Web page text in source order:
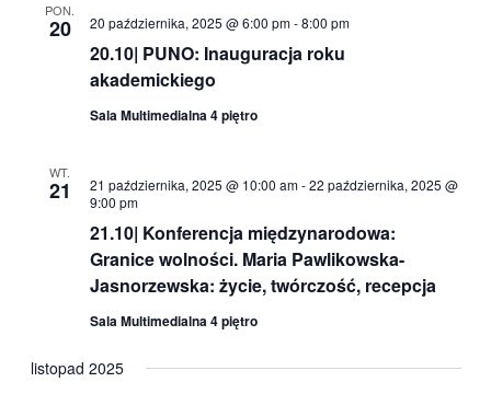
PON.
20
20.10| PUNO: Inauguracja roku
akademickiego
20 października, 2025 @ 6:00 pm-8:00 pm
Sala Multimedialna 4 piętro
WT.
21
21.10| Konferencja międzynarodowa:
Granice wolności. Maria Pawlikowska-
Jasnorzewska: życie, twórczość, recepcja
21 października, 2025 @ 10:00 am-22 października, 2025 @
9:00 pm
Sala Multimedialna 4 piętro
listopad 2025